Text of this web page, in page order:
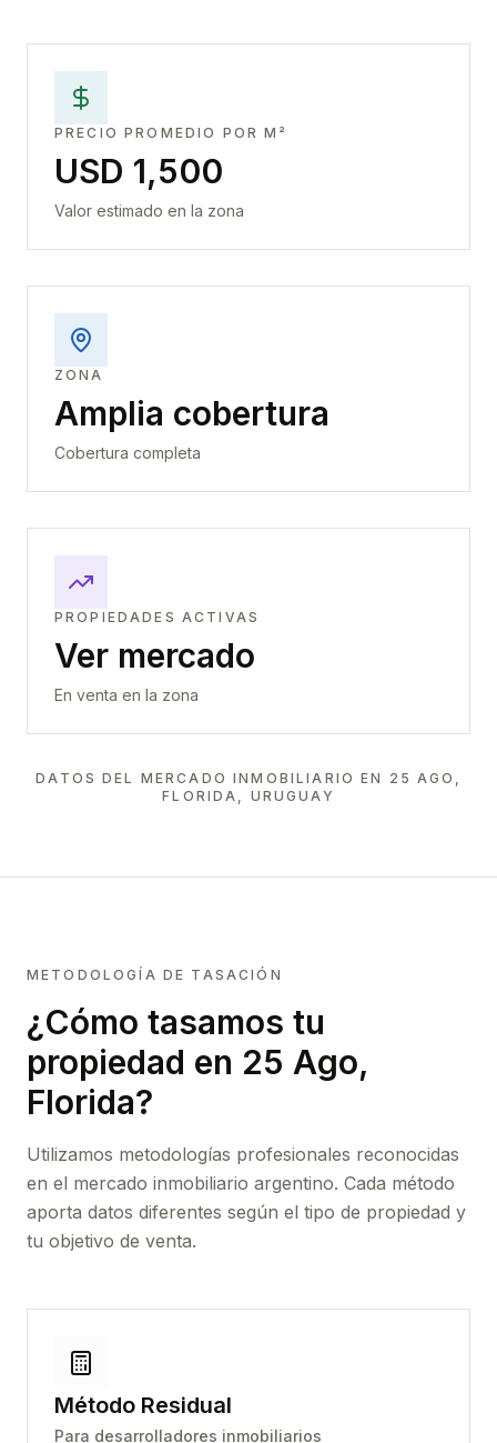
PRECIO PROMEDIO POR M²
USD 1,500
Valor estimado en la zona
ZONA
Amplia cobertura
Cobertura completa
PROPIEDADES ACTIVAS
Ver mercado
En venta en la zona
DATOS DEL MERCADO INMOBILIARIO EN 25 AGO,
FLORIDA, URUGUAY
METODOLOGÍA DE TASACIÓN
¿Cómo tasamos tu
propiedad en 25 Ago,
Florida?
Utilizamos metodologías profesionales reconocidas
en el mercado inmobiliario argentino. Cada método
aporta datos diferentes según el tipo de propiedad y
tu objetivo de venta.
Método Residual
Para desarrolladores inmobiliarios